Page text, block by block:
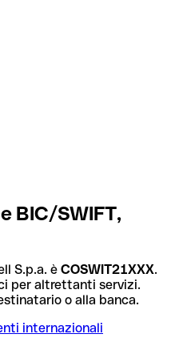
BIC/SWIFT,
S.p.a. è COSWIT21XXX.
per altrettanti servizi.
o alla banca.
internazionali